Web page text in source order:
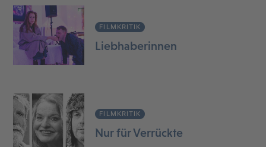
FILMKRITIK
Liebhaberinnen
FILMKRITIK
Nur für Verrückte